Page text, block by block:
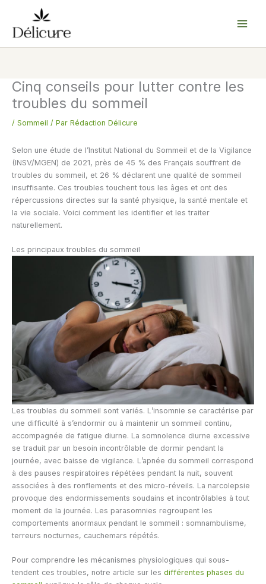
contenu
Cinq conseils pour lutter contre les
troubles du sommeil
/ Sommeil / Par Rédaction Délicure
Selon une étude de l’Institut National du Sommeil et de la Vigilance
(INSV/MGEN) de 2021, près de 45 % des Français souffrent de
troubles du sommeil, et 26 % déclarent une qualité de sommeil
insuffisante. Ces troubles touchent tous les âges et ont des
répercussions directes sur la santé physique, la santé mentale et
la vie sociale. Voici comment les identifier et les traiter
naturellement.
Les principaux troubles du sommeil
Les troubles du sommeil sont variés. L’insomnie se caractérise par
une difficulté à s’endormir ou à maintenir un sommeil continu,
accompagnée de fatigue diurne. La somnolence diurne excessive
se traduit par un besoin incontrôlable de dormir pendant la
journée, avec baisse de vigilance. L’apnée du sommeil correspond
à des pauses respiratoires répétées pendant la nuit, souvent
associées à des ronflements et des micro-réveils. La narcolepsie
provoque des endormissements soudains et incontrôlables à tout
moment de la journée. Les parasomnies regroupent les
comportements anormaux pendant le sommeil : somnambulisme,
terreurs nocturnes, cauchemars répétés.
Pour comprendre les mécanismes physiologiques qui sous-
tendent ces troubles, notre article sur les différentes phases du